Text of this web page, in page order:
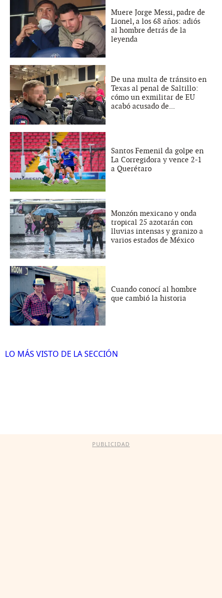
Muere Jorge Messi, padre de
Lionel, a los 68 años: adiós
al hombre detrás de la
leyenda
De una multa de tránsito en
Texas al penal de Saltillo:
cómo un exmilitar de EU
acabó acusado de...
Santos Femenil da golpe en
La Corregidora y vence 2-1
a Querétaro
Monzón mexicano y onda
tropical 25 azotarán con
lluvias intensas y granizo a
varios estados de México
Cuando conocí al hombre
que cambió la historia
LO MÁS VISTO DE LA SECCIÓN
PUBLICIDAD